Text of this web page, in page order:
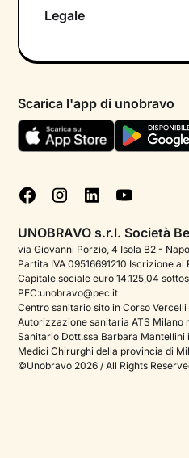
Psicologo in chat
Aiuto urgente
FAQ
Podcast di psicologia
Corporate
Psicologo italiano all'estero
Sala stampa
Bandi e premi
Legale
Termini e condizioni
Informativa Privacy
Cookie policy
Gestisci cookie
Scarica l'app di unobravo
UNOBRAVO s.r.l. Società
via Giovanni Porzio, 4 Isola B2 -
Partita IVA 09516691210 Iscrizione al
Capitale sociale euro 14.125,04
PEC:unobravo@pec.it
Centro sanitario sito in Corso
Autorizzazione sanitaria ATS Milano
Sanitario Dott.ssa Barbara
Medici Chirurghi della provincia di
©Unobravo 2026 / All Rights